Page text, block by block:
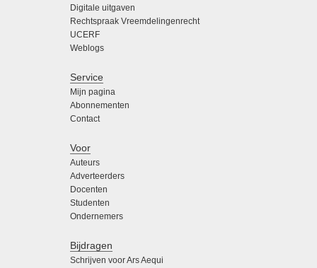
Digitale uitgaven
Rechtspraak Vreemdelingenrecht
UCERF
Weblogs
Service
Mijn pagina
Abonnementen
Contact
Voor
Auteurs
Adverteerders
Docenten
Studenten
Ondernemers
Bijdragen
Schrijven voor Ars Aequi